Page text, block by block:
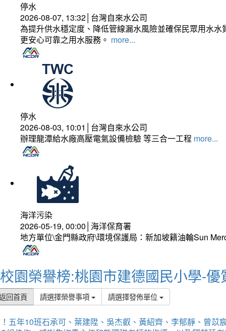
停水
2026-08-07, 13:32│台灣自來水公司
為提升供水穩定度、降低管線漏水風險並確保民眾用水
更安心可靠之用水服務。 more...
停水
2026-08-03, 10:01│台灣自來水公司
辦理龍潭給水廠高壓電氣設備檢驗 等三合一工程 more...
海洋污染
2026-05-19, 00:00│海洋保育署
地方單位\金門縣政府\環境保護局：新加坡籍油輪Sun
校園榮譽榜:桃園市建德國民小學-優
回首頁 請選擇榮譽事項 請選擇發佈單位
五年10班石承可、葉建陞、吳杰叡、黃紹齊、李郁靜、曾